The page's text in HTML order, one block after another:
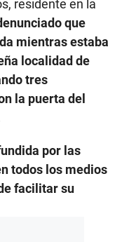
residente en la
que
mientras estaba
localidad de
tres
la puerta del
por las
todos los medios
facilitar su